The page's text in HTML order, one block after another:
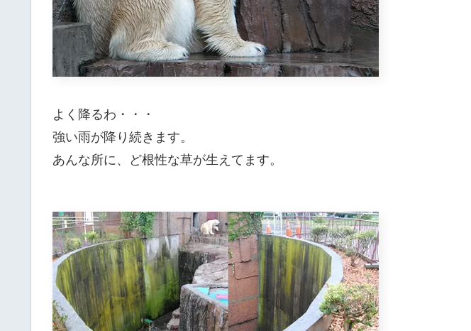
よく降るわ・・・
強い雨が降り続きます。
あんな所に、ど根性な草が生えてます。